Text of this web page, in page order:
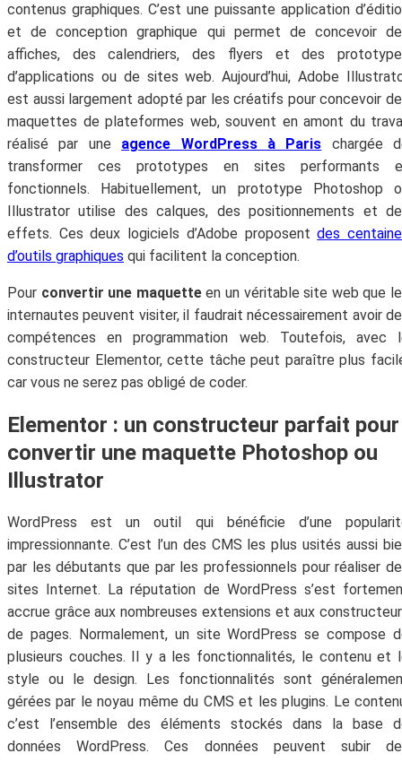
contenus graphiques. C’est une puissante application
et de conception graphique qui permet de concevoir
affiches, des calendriers, des flyers et des
d’applications ou de sites web. Aujourd’hui, Adobe
est aussi largement adopté par les créatifs pour concevoir
maquettes de plateformes web, souvent en amont du
réalisé par une agence WordPress à Paris chargée
transformer ces prototypes en sites performants
fonctionnels. Habituellement, un prototype Photoshop
Illustrator utilise des calques, des positionnements et
effets. Ces deux logiciels d’Adobe proposentdes
d’outils graphiques qui facilitent la conception.
Pour convertir une maquetteen un véritable site web que
internautes peuvent visiter, il faudrait nécessairement avoir
compétences en programmation web. Toutefois, avec
constructeur Elementor, cette tâche peut paraître plus
car vous ne serez pas obligé de coder.
Elementor : un constructeur parfait pour
convertir une maquette Photoshop ou
Illustrator
WordPress est un outil qui bénéficie d’une
impressionnante. C’est l’un des CMS les plus usités aussi
par les débutants que par les professionnels pour réaliser
sites Internet. La réputation de WordPress s’est
accrue grâce aux nombreuses extensions et aux
de pages. Normalement, un site WordPress se compose
plusieurs couches. Il y a les fonctionnalités, le contenu et
style ou le design. Les fonctionnalités sont
gérées par le noyau même du CMS et les plugins. Le
c’est l’ensemble des éléments stockés dans la base
données WordPress. Ces données peuvent subir